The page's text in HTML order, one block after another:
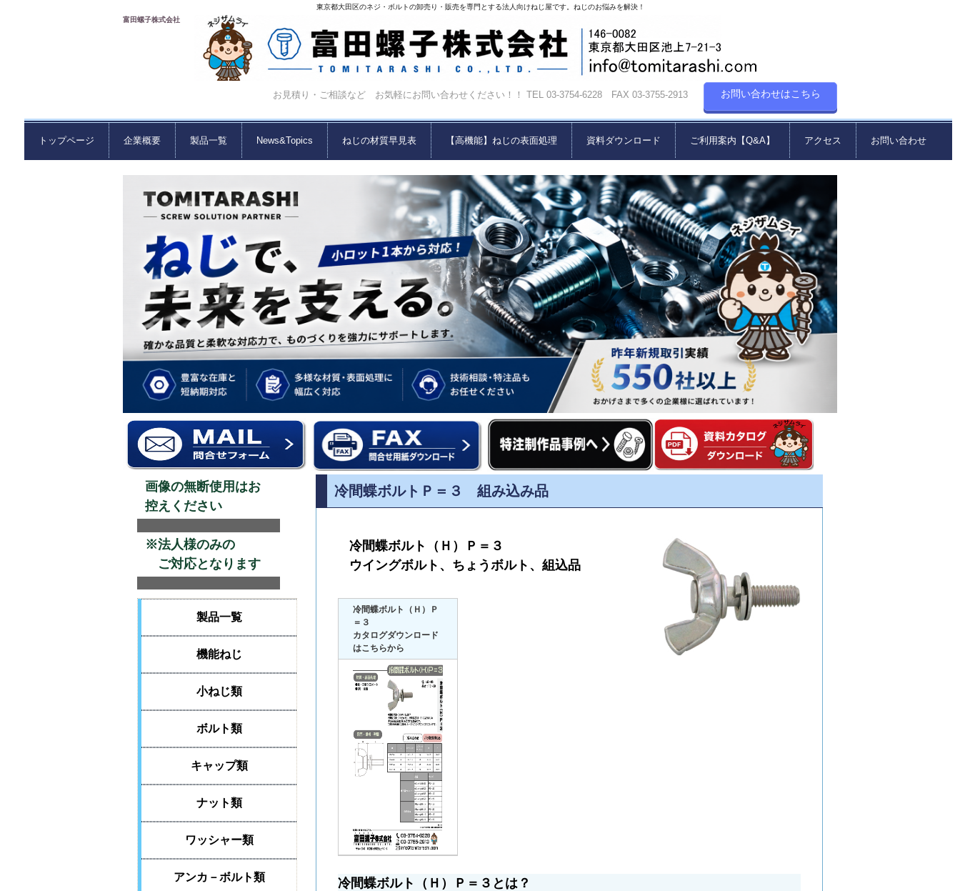
富田螺子株式会社
東京都大田区のネジ・ボルトの卸売り・販売を専門とする法人向けねじ屋です。ねじのお悩みを解決！
お見積り・ご相談など お気軽にお問い合わせください！！ TEL 03-3754-6228 FAX 03-3755-2913 お問い合わせはこちら
トップページ 企業概要 製品一覧 News&Topics ねじの材質早見表 【高機能】ねじの表面処理 資料ダウンロード ご利用案内【Q&A】 アクセス お問い合わせ
冷間蝶ボルトＰ＝３ 組み込み品
冷間蝶ボルト（Ｈ）Ｐ＝３
ウイングボルト、ちょうボルト、組込品
冷間蝶ボルト（Ｈ）Ｐ
＝３
カタログダウンロード
はこちらから
冷間蝶ボルト（Ｈ）Ｐ＝３とは？
画像の無断使用はお
控えください
※法人様のみの
ご対応となります
製品一覧
機能ねじ
小ねじ類
ボルト類
キャップ類
ナット類
ワッシャー類
アンカ－ボルト類